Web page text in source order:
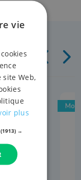
vie
Web,
plus
(1913) →